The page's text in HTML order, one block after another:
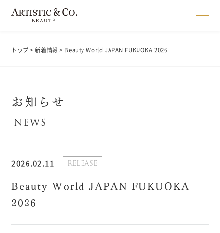
トップ>新着情報 > Beauty World JAPAN FUKUOKA 2026
お知らせ
2026.02.11 RELEASE
Beauty World JAPAN FUKUOKA
2026